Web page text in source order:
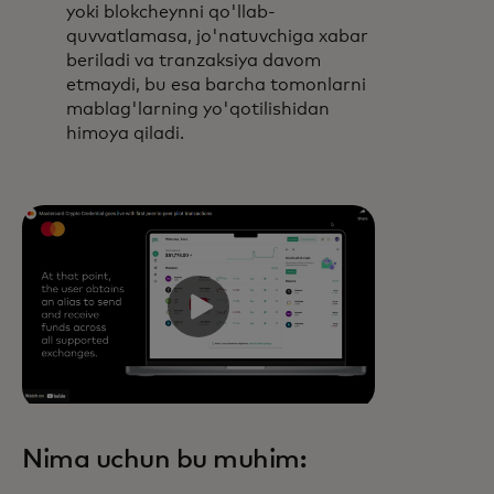
yoki blokcheynni qo'llab-
quvvatlamasa, jo'natuvchiga xabar
beriladi va tranzaksiya davom
etmaydi, bu esa barcha tomonlarni
mablag'larning yo'qotilishidan
himoya qiladi.
Nima uchun bu muhim: